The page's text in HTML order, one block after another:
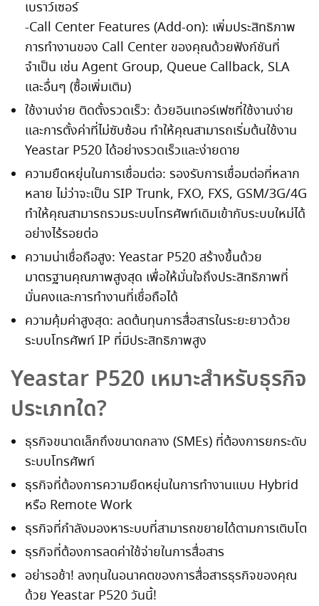
เบราว์เซอร์
-Call Center Features (Add-on): เพิ่มประสิทธิภาพ
การทำงานของ Call Center ของคุณด้วยฟังก์ชันที่
จำเป็น เช่น Agent Group, Queue Callback, SLA
และอื่นๆ (ซื้อเพิ่มเติม)
ใช้งานง่าย ติดตั้งรวดเร็ว: ด้วยอินเทอร์เฟซที่ใช้งานง่าย
และการตั้งค่าที่ไม่ซับซ้อน ทำให้คุณสามารถเริ่มต้นใช้งาน
Yeastar P520 ได้อย่างรวดเร็วและง่ายดาย
ความยืดหยุ่นในการเชื่อมต่อ: รองรับการเชื่อมต่อที่หลาก
หลาย ไม่ว่าจะเป็น SIP Trunk, FXO, FXS, GSM/3G/4G
ทำให้คุณสามารถรวมระบบโทรศัพท์เดิมเข้ากับระบบใหม่ได้
อย่างไร้รอยต่อ
ความน่าเชื่อถือสูง: Yeastar P520 สร้างขึ้นด้วย
มาตรฐานคุณภาพสูงสุด เพื่อให้มั่นใจถึงประสิทธิภาพที่
มั่นคงและการทำงานที่เชื่อถือได้
ความคุ้มค่าสูงสุด: ลดต้นทุนการสื่อสารในระยะยาวด้วย
ระบบโทรศัพท์ IP ที่มีประสิทธิภาพสูง
Yeastar P520 เหมาะสำหรับธุรกิจ
ประเภทใด?
ธุรกิจขนาดเล็กถึงขนาดกลาง (SMEs) ที่ต้องการยกระดับ
ระบบโทรศัพท์
ธุรกิจที่ต้องการความยืดหยุ่นในการทำงานแบบ Hybrid
หรือ Remote Work
ธุรกิจที่กำลังมองหาระบบที่สามารถขยายได้ตามการเติบโต
ธุรกิจที่ต้องการลดค่าใช้จ่ายในการสื่อสาร
อย่ารอช้า! ลงทุนในอนาคตของการสื่อสารธุรกิจของคุณ
ด้วย Yeastar P520 วันนี้!